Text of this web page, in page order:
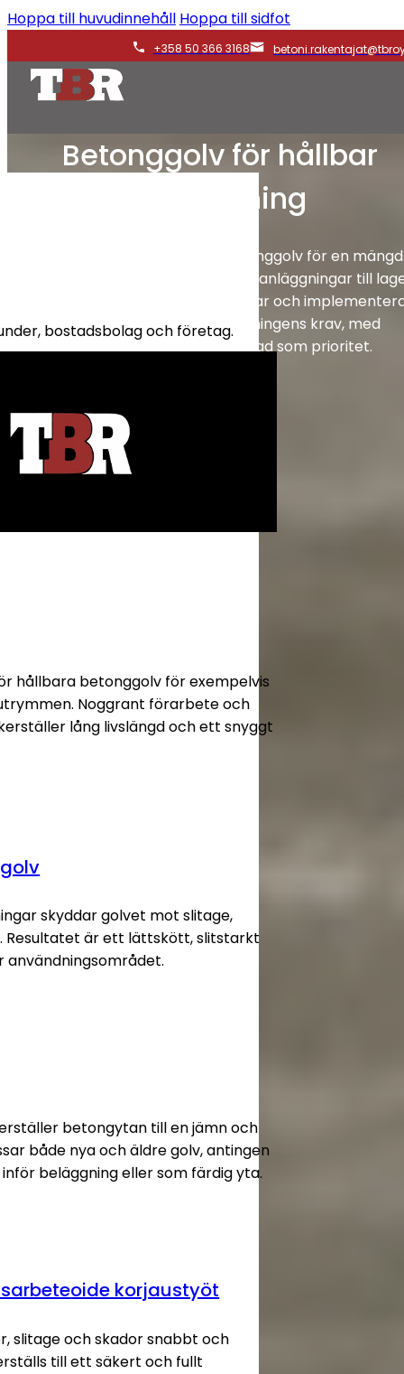
Hoppa till huvudinnehåll Hoppa till sidfot
+358 50 366 3168
bostadsbolag och företag.
hållbara betonggolv för exempelvis
Noggrant förarbete och
lång livslängd och ett snyggt
skyddar golvet mot slitage,
Resultatet är ett lättskött, slitstarkt
användningsområdet.
betongytan till en jämn och
både nya och äldre golv, antingen
beläggning eller som färdig yta.
oide korjaustyöt
slitage och skador snabbt och
till ett säkert och fullt
Betonggolv för hållbar
användning
Vi erbjuder högkvalitativa betonggolv för en mängd
olika tillämpningar – från industrianläggningar till
och parkeringsgarage. Vi designar och
golvlösningar enligt tillämpningens krav, med
hållbarhet och lång livslängd som prioritet.